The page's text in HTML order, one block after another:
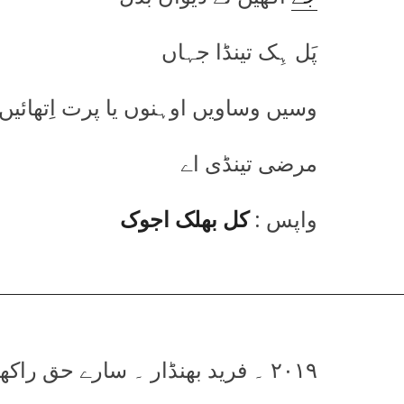
پَل ہِک تینڈا جہاں
وسیں وساویں اوہنوں یا پرت
مرضی تینڈی اے
واپس :کل بھلک اجوک
۲۰۱۹ ۔ فرید بھنڈار ۔ سارے حق راکھویں